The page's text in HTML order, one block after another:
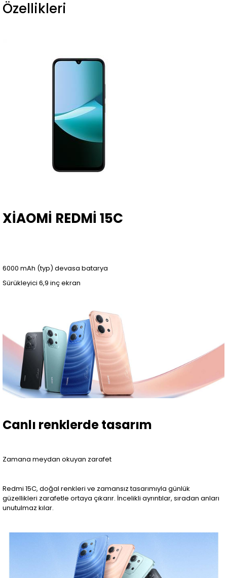
Özellikleri
XİAOMİ REDMİ 15C
6000 mAh (typ) devasa batarya
Sürükleyici 6,9 inç ekran
Canlı renklerde tasarım
Zamana meydan okuyan zarafet
Redmi 15C, doğal renkleri ve zamansız tasarımıyla günlük
güzellikleri zarafetle ortaya çıkarır. İncelikli ayrıntılar, sıradan anları
unutulmaz kılar.